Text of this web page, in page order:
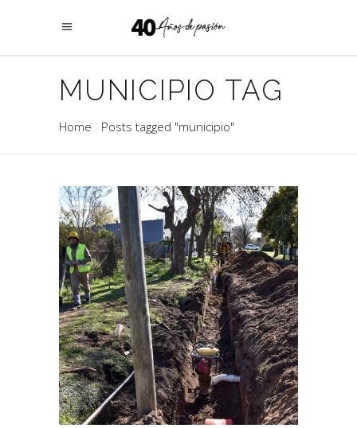
MUNICIPIO TAG
Home Posts tagged "municipio"